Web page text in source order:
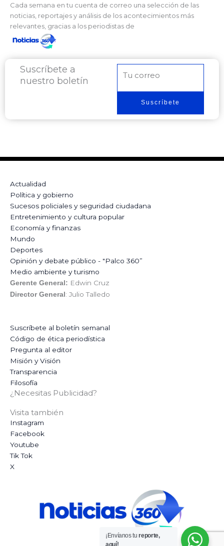
Cada semana en tu cuenta de correo una selección de las
noticias, reportajes y análisis de los acontecimientos más
relevantes, gracias a los periodistas de
Suscríbete a
nuestro boletín
electrónico
Suscríbete
Actualidad
Política y gobierno
Sucesos policiales y seguridad ciudadana
Entretenimiento y cultura popular
Economía y finanzas
Mundo
Deportes
Opinión y debate público - "Palco 360”
Medio ambiente y turismo
Gerente General: Edwin Cruz
Director General : Julio Talledo
Suscríbete al boletín semanal
Código de ética periodística
Pregunta al editor
Misión y Visión
Transparencia
Filosofía
¿Necesitas Publicidad?
Visita también
Instagram
Facebook
Youtube
Tik Tok
X
¡Envíanos tureporte,
aquí!